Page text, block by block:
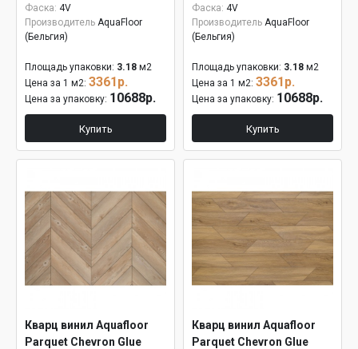
Фаска: 4V
Производитель AquaFloor
(Бельгия)
Площадь упаковки: 3.18 м2
Цена за 1 м2: 3361р.
Цена за упаковку: 10688р.
Купить
Фаска: 4V
Производитель AquaFloor
(Бельгия)
Площадь упаковки: 3.18 м2
Цена за 1 м2: 3361р.
Цена за упаковку: 10688р.
Купить
Кварц винил Aquafloor
Parquet Chevron Glue
Кварц винил Aquafloor
Parquet Chevron Glue